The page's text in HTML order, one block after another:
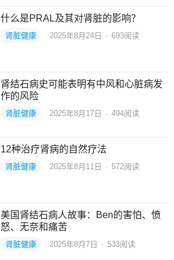
什么是PRAL及其对肾脏的影响？
肾脏健康 2025年8月24日 · 693阅读
肾结石病史可能表明有中风和心脏病发
作的风险
肾脏健康 2025年8月17日 · 494阅读
12种治疗肾病的自然疗法
肾脏健康 2025年8月11日 · 572阅读
美国肾结石病人故事：Ben的害怕、愤
怒、无奈和痛苦
肾脏健康 2025年8月7日 · 533阅读